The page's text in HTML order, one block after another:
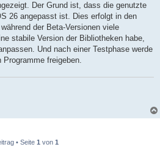
Der Grund ist, dass die genutzte
26 angepasst ist. Dies erfolgt in den
der Beta-Versionen viele
stabile Version der Bibliotheken habe,
Und nach einer Testphase werde
freigeben.
• Seite 1 von 1